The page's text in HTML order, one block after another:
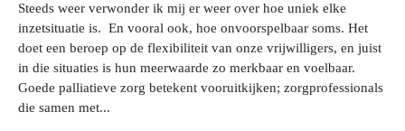
Steeds weer verwonder ik mij er weer over hoe uniek elke
inzetsituatie is. En vooral ook, hoe onvoorspelbaar soms. Het
doet een beroep op de flexibiliteit van onze vrijwilligers, en juist
in die situaties is hun meerwaarde zo merkbaar en voelbaar.
Goede palliatieve zorg betekent vooruitkijken; zorgprofessionals
die samen met...